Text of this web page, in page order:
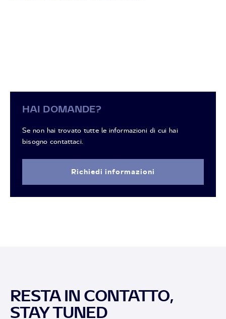
HAI DOMANDE?
Se non hai trovato tutte le informazioni di cui hai
bisogno contattaci.
Richiedi informazioni
RESTA IN CONTATTO,
STAY TUNED